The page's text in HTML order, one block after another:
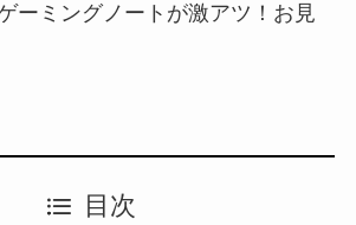
ーミングノートが激アツ！お見
目次